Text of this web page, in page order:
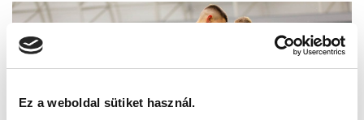
Ez a weboldal sütiket használ.